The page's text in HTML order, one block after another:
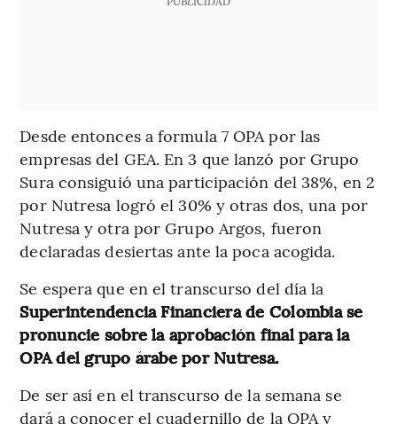
Desde entonces a formula 7 OPA por las
empresas del GEA. En 3 que lanzó por Grupo
Sura consiguió una participación del 38%, en 2
por Nutresa logró el 30% y otras dos, una por
Nutresa y otra por Grupo Argos, fueron
declaradas desiertas ante la poca acogida.
Se espera que en el transcurso del día la
Superintendencia Financiera de Colombia se
pronuncie sobre la aprobación final para la
OPA del grupo árabe por Nutresa.
De ser así en el transcurso de la semana se
dará a conocer el cuadernillo de la OPA y